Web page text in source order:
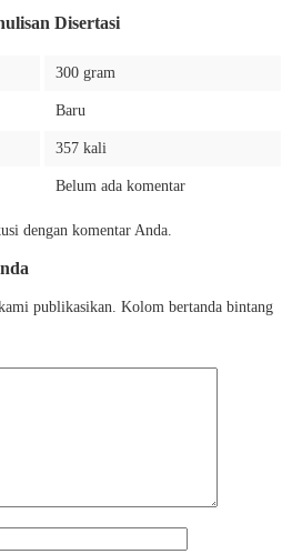
Disertasi
300 gram
Baru
357 kali
Belum ada komentar
dengan komentar Anda.
publikasikan. Kolom bertanda bintang